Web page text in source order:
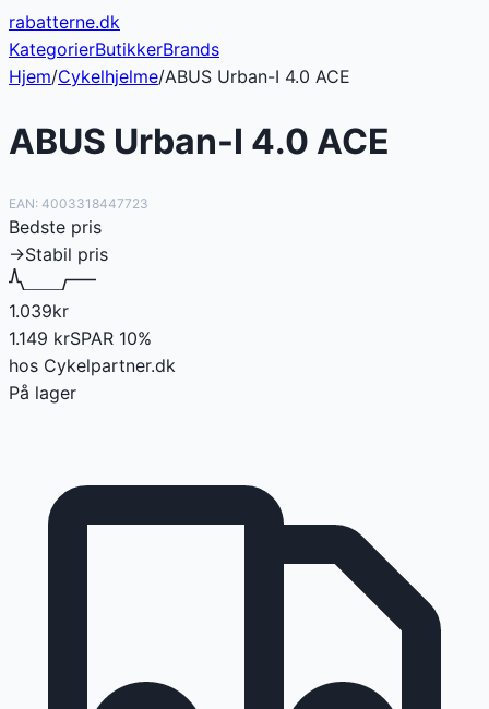
rabatterne.dk
KategorierButikkerBrands
Hjem/Cykelhjelme/ABUS Urban-I 4.0 ACE
ABUS Urban-I 4.0 ACE
EAN: 4003318447723
Bedste pris
→Stabil pris
1.039kr
1.149 krSPAR 10%
hos Cykelpartner.dk
På lager